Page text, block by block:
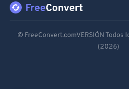
Español
© FreeConvert.comVERSIÓN Todos
(2026)